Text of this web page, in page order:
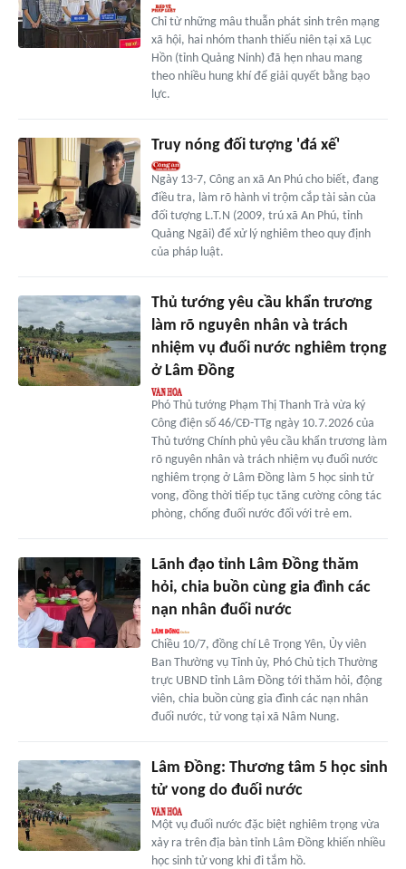
Chỉ từ những mâu thuẫn phát sinh trên mạng
xã hội, hai nhóm thanh thiếu niên tại xã Lục
Hồn (tỉnh Quảng Ninh) đã hẹn nhau mang
theo nhiều hung khí để giải quyết bằng bạo
lực.
Truy nóng đối tượng 'đá xế'
Ngày 13-7, Công an xã An Phú cho biết, đang
điều tra, làm rõ hành vi trộm cắp tài sản của
đối tượng L.T.N (2009, trú xã An Phú, tỉnh
Quảng Ngãi) để xử lý nghiêm theo quy định
của pháp luật.
Thủ tướng yêu cầu khẩn trương
làm rõ nguyên nhân và trách
nhiệm vụ đuối nước nghiêm trọng
ở Lâm Đồng
Phó Thủ tướng Phạm Thị Thanh Trà vừa ký
Công điện số 46/CĐ-TTg ngày 10.7.2026 của
Thủ tướng Chính phủ yêu cầu khẩn trương làm
rõ nguyên nhân và trách nhiệm vụ đuối nước
nghiêm trọng ở Lâm Đồng làm 5 học sinh tử
vong, đồng thời tiếp tục tăng cường công tác
phòng, chống đuối nước đối với trẻ em.
Lãnh đạo tỉnh Lâm Đồng thăm
hỏi, chia buồn cùng gia đình các
nạn nhân đuối nước
Chiều 10/7, đồng chí Lê Trọng Yên, Ủy viên
Ban Thường vụ Tỉnh ủy, Phó Chủ tịch Thường
trực UBND tỉnh Lâm Đồng tới thăm hỏi, động
viên, chia buồn cùng gia đình các nạn nhân
đuối nước, tử vong tại xã Nâm Nung.
Lâm Đồng: Thương tâm 5 học sinh
tử vong do đuối nước
Một vụ đuối nước đặc biệt nghiêm trọng vừa
xảy ra trên địa bàn tỉnh Lâm Đồng khiến nhiều
học sinh tử vong khi đi tắm hồ.